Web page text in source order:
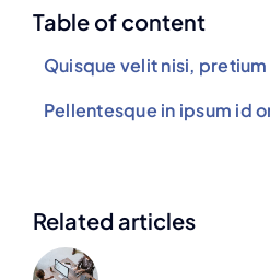
Table of content
Quisque velit nisi, pretium
Pellentesque in ipsum id
Related articles